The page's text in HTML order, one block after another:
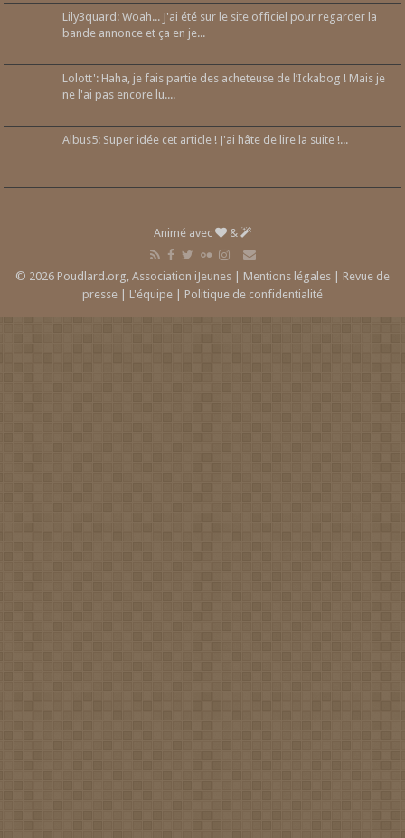
Lily3quard: Woah... J'ai été sur le site officiel pour regarder la
bande annonce et ça en je...
Lolott': Haha, je fais partie des acheteuse de l’Ickabog ! Mais je
ne l'ai pas encore lu....
Albus5: Super idée cet article ! J'ai hâte de lire la suite !...
Animé avec &
© 2026 Poudlard.org, Association iJeunes | Mentions légales
Revue de
presse
L'équipe Politique de confidentialité